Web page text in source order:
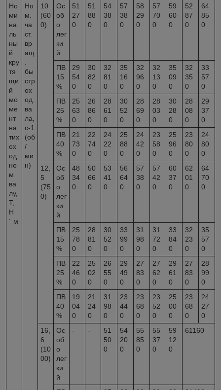
Но
ми
на
ль
ны
й
кру
тя
щи
й
мо
ме
нт
на
тих
ох
од
но
м
ва
лу,
Т,
Н
´ м
Но
м.
ча
ст.
вр
ащ
бы
стр
ох
од.
ва
ла,
с-1
(об
/
ми
н)
10
(60
0)
Ос
об
о
лег
ки
й
51
27
0
51
88
0
54
38
0
57
38
0
58
29
0
57
70
0
59
60
0
52
87
0
64
85
0
ПВ
15
%
29
54
0
30
82
0
32
81
0
35
16
0
32
96
0
32
13
0
35
09
0
32
35
0
33
57
0
ПВ
25
%
25
63
0
26
86
0
28
61
0
30
52
0
28
69
0
28
03
0
30
28
0
28
08
0
29
37
0
ПВ
40
%
21
73
0
22
74
0
24
22
0
25
88
0
24
42
0
23
58
0
25
96
0
23
80
0
24
80
0
12,
5
(75
0)
Ос
об
о
лег
ки
й
48
34
0
50
66
0
53
41
0
56
64
0
57
38
0
57
42
0
60
37
0
62
01
0
64
70
0
ПВ
15
%
25
78
0
28
81
0
30
52
0
33
99
0
31
98
0
31
72
0
33
84
0
32
23
0
35
57
0
ПВ
25
%
22
46
0
25
02
0
26
55
0
29
49
0
27
83
0
27
62
0
29
61
0
27
83
0
28
99
0
ПВ
40
%
19
04
0
21
24
0
31
98
0
23
44
0
23
68
0
23
52
0
25
00
0
23
68
0
24
27
0
16,
6
(10
00)
Ос
об
о
лег
ки
й
- -
51
50
0
54
20
0
55
85
0
55
37
0
59
12
0
61160